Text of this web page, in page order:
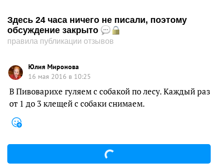
Здесь 24 часа ничего не писали, поэтому
обсуждение закрыто
правила публикации отзывов
Юлия Миронова
16 мая 2016 в 10:25
В Пивоварихе гуляем с собакой по лесу. Каждый раз
от 1 до 3 клещей с собаки снимаем.